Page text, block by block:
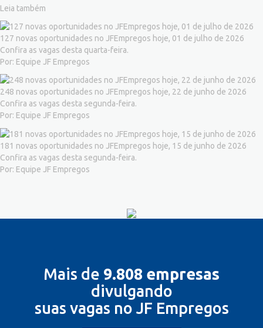
Leia também
127 novas oportunidades no JFEmpregos hoje, 01 de julho de 2026
Confira as vagas desta quarta-feira.
Por: Equipe JF Empregos
248 novas oportunidades no JFEmpregos hoje, 22 de junho de 2026
Confira as vagas desta segunda-feira.
Por: Equipe JF Empregos
181 novas oportunidades no JFEmpregos hoje, 15 de junho de 2026
Confira as vagas desta segunda-feira.
Por: Equipe JF Empregos
Mais de 9.808 empresas
divulgando
suas vagas no JF Empregos